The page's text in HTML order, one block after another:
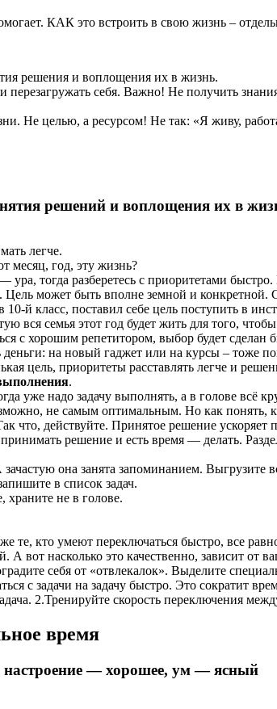
КАК это встроить в свою жизнь –
решения и воплощения их в жизнь.
перезагружать себя. Важно! Не получить
Не целью, а ресурсом! Не так: «Я живу,
решений и воплощения их в
легче.
месяц, год, эту жизнь?
тогда разберетесь с приоритетами
может быть вполне земной и конкретной.
й класс, поставил себе цель поступить в
вся семья этот год будет жить для того,
с хорошим репетитором, выбор будет сделан
на новый гаджет или на курсы – тоже
цель, приоритеты расставлять легче и
.
уже надо задачу выполнять, а в голове всё
не самым оптимальным. Но как понять,
что, действуйте. Принятое решение
решение и есть время — делать.
она занята запоминанием.
в список задач.
храните не в голове.
кто умеют переключаться быстро, все
А вот насколько это качественно, зависит от
себя от «отвлекалок». Выделите
с задачи на задачу быстро. Это сократит
2.Тренируйте скорость переключения
время
настроение — хорошее, ум — ясный